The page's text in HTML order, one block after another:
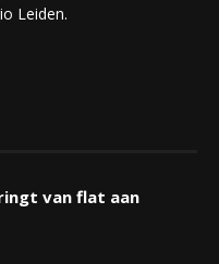
Leiden.
van flat aan